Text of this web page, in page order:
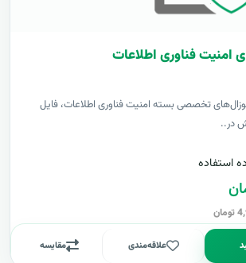
امنیت فناوری اطلاعات
تخصصی بسته امنیت فناوری اطلاعات، فایل
در..
استفاده
علاقه‌مندی مقایسه